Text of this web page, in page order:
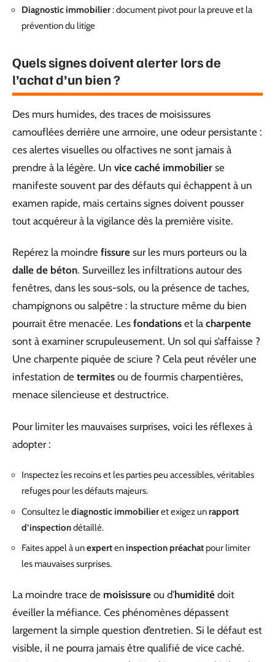
Diagnostic immobilier: document pivot pour la preuve et la
prévention du litige
Quels signes doivent alerter lors de
l’achat d’un bien ?
Des murs humides, des traces de moisissures
camouflées derrière une armoire, une odeur persistante :
ces alertes visuelles ou olfactives ne sont jamais à
prendre à la légère. Un vice caché immobilier se
manifeste souvent par des défauts qui échappent à un
examen rapide, mais certains signes doivent pousser
tout acquéreur à la vigilance dès la première visite.
Repérez la moindre fissure sur les murs porteurs ou la
dalle de béton. Surveillez les infiltrations autour des
fenêtres, dans les sous-sols, ou la présence de taches,
champignons ou salpêtre : la structure même du bien
pourrait être menacée. Les fondations et la charpente
sont à examiner scrupuleusement. Un sol qui s’affaisse ?
Une charpente piquée de sciure ? Cela peut révéler une
infestation de termites ou de fourmis charpentières,
menace silencieuse et destructrice.
Pour limiter les mauvaises surprises, voici les réflexes à
adopter :
Inspectez les recoins et les parties peu accessibles, véritables
refuges pour les défauts majeurs.
Consultez lediagnostic immobilieret exigez unrapport
d’inspectiondétaillé.
Faites appel à unexperteninspection préachat pour limiter
les mauvaises surprises.
La moindre trace de moisissure ou d’humidité doit
éveiller la méfiance. Ces phénomènes dépassent
largement la simple question d’entretien. Si le défaut est
visible, il ne pourra jamais être qualifié de vice caché.